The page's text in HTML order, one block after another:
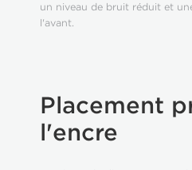
un niveau de bruit réduit et
l'avant.
Placement
l'encre